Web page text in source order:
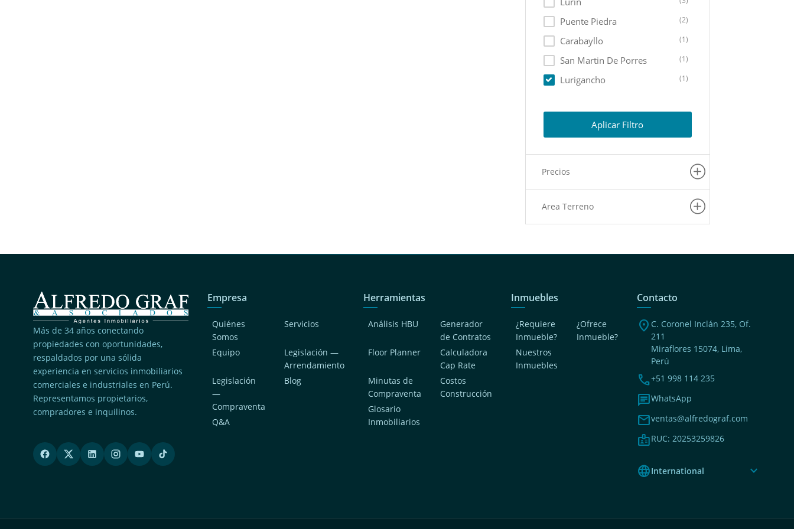
Puente Piedra (2)
Carabayllo (1)
San Martin De Porres (1)
Lurigancho (1)
Aplicar Filtro
Precios
Area Terreno
Más de 34 años conectando
propiedades con oportunidades,
respaldados por una sólida
experiencia en servicios inmobiliarios
comerciales e industriales en Perú.
Representamos propietarios,
compradores e inquilinos.
Empresa
Quiénes
Somos
Servicios
Equipo
Legislación —
Arrendamiento
Legislación
—
Compraventa
Blog
Q&A
Herramientas
Análisis HBU
Generador
de Contratos
Floor Planner
Calculadora
Cap Rate
Minutas de
Compraventa
Costos
Construcción
Glosario
Inmobiliarios
Inmuebles
¿Requiere
Inmueble?
¿Ofrece
Inmueble?
Nuestros
Inmuebles
Contacto
location_on C. Coronel Inclán 235, Of.
211
Miraflores 15074, Lima,
Perú
phone+51 998 114 235
chatWhatsApp
mailventas@alfredograf.com
badgeRUC: 20253259826
languageInternational expand_more